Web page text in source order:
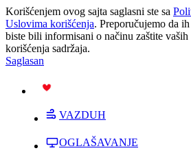
Korišćenjem ovog sajta saglasni ste sa
Uslovima korišćenja. Preporučujemo da
biste bili informisani o načinu zaštite
korišćenja sadržaja.
Saglasan
VAZDUH
OGLAŠAVANJE